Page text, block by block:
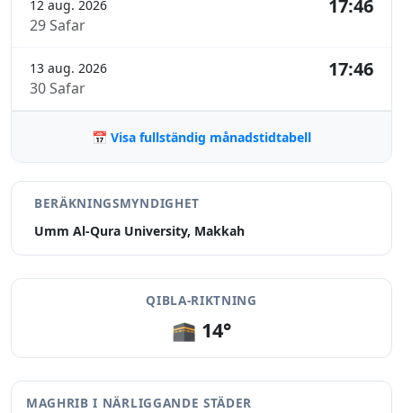
12 aug. 2026
29 Safar
17:46
13 aug. 2026
30 Safar
17:46
📅 Visa fullständig månadstidtabell
BERÄKNINGSMYNDIGHET
Umm Al-Qura University, Makkah
QIBLA-RIKTNING
🕋 14°
MAGHRIB I NÄRLIGGANDE STÄDER